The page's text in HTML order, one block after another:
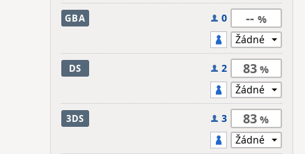
GBA 0 --
DS 2 83
3DS 3 83